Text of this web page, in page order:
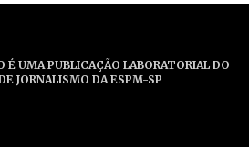
É UMA PUBLICAÇÃO LABORATORIAL DO
JORNALISMO DA ESPM-SP